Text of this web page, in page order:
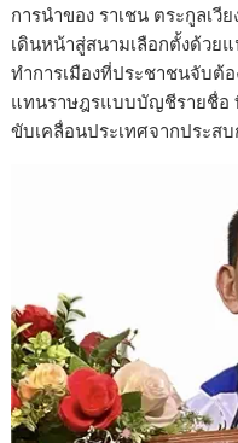
การนำของ ราเชน ตระกูลเ
เดินหน้าสู่สนามเลือกตั้งด้วยแ
ทำการเมืองที่ประชาชนจับต้
แทนราษฎรแบบบัญชีรายชื่อ
ขับเคลื่อนประเทศจากประส